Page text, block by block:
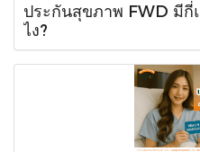
ประกันสุขภาพ FWD มี
ไง?